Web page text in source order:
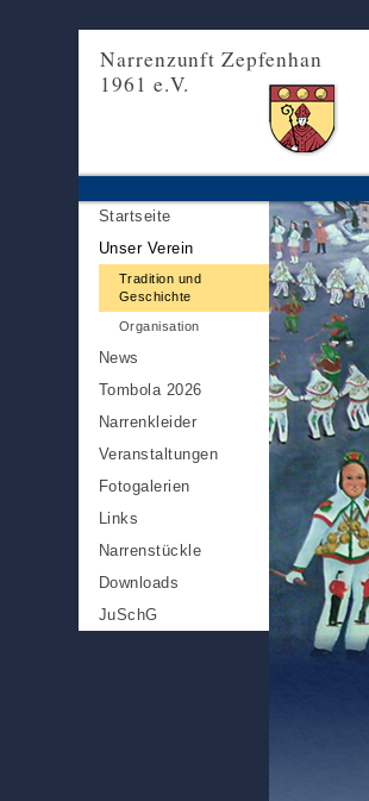
Narrenzunft Zepfenhan
1961 e.V.
Startseite
Unser Verein
Tradition und
Geschichte
Organisation
News
Tombola 2026
Narrenkleider
Veranstaltungen
Fotogalerien
Links
Narrenstückle
Downloads
JuSchG